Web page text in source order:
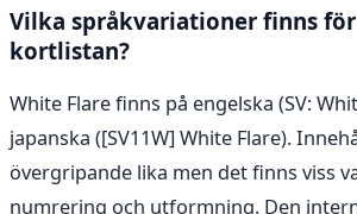
Vilka språkvariationer finns
kortlistan?
White Flare finns på engelska (SV:
japanska ([SV11W] White Flare).
övergripande lika men det finns viss
numrering och utformning. Den